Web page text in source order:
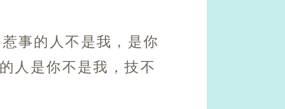
事的人不是我，是你
人是你不是我，技不